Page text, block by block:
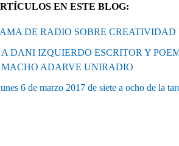
EN ESTE BLOG:
DE RADIO SOBRE
DANI IZQUIERDO ESCRITOR Y
ADARVE UNIRADIO
6 de marzo 2017 de siete a ocho de la